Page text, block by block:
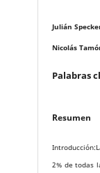
Julián
Nicolás
Palabras
Resumen
2% de todas